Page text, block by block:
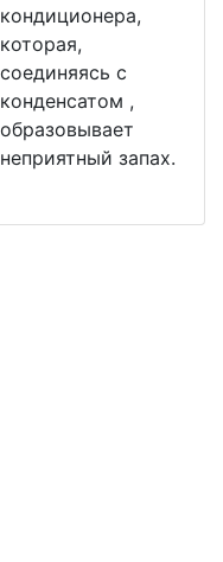
кондиционера,
которая,
соединяясь с
конденсатом ,
образовывает
неприятный запах.